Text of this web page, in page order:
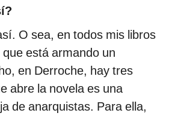
O sea, en todos mis libros
está armando un
en Derroche, hay tres
abre la novela es una
de anarquistas. Para ella,